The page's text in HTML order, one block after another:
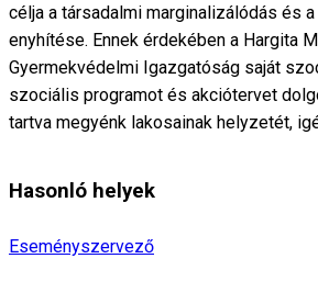
célja a társadalmi marginalizálódás és
enyhítése. Ennek érdekében a Hargita
Gyermekvédelmi Igazgatóság saját
szociális programot és akciótervet
tartva megyénk lakosainak helyzetét,
Hasonló helyek
Eseményszervező